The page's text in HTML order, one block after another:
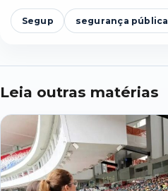
Segup segurança pública
Leia outras matérias